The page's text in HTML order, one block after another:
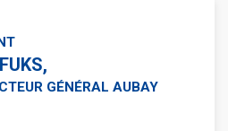
GÉNÉRAL AUBAY